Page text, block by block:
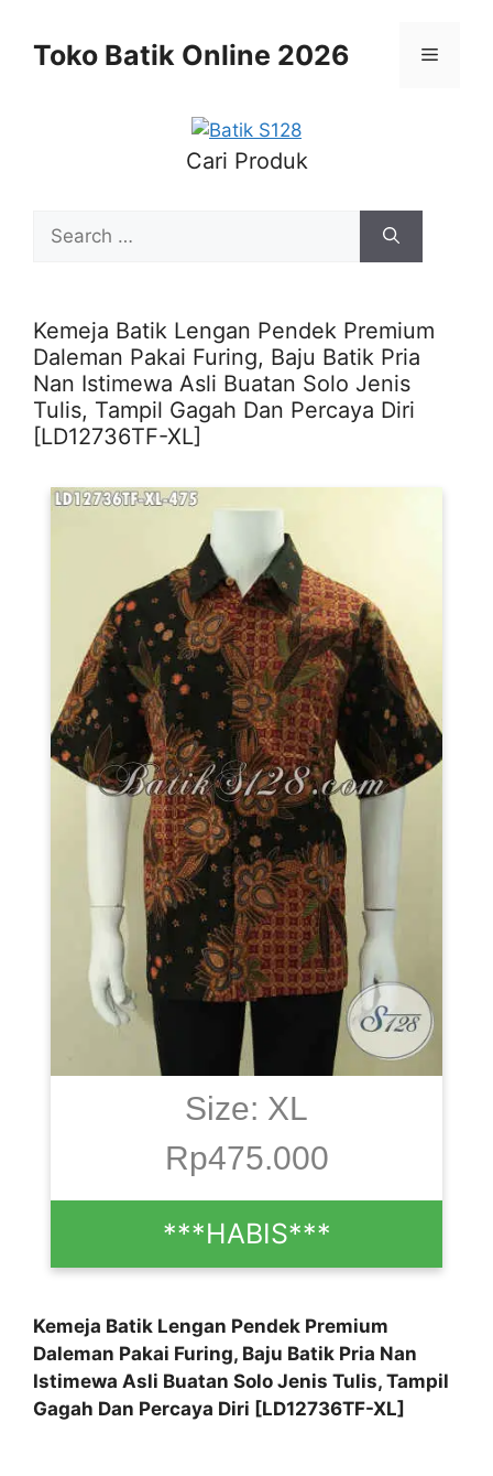
contentToko Batik Online 2026 Menu
Cari Produk
for:
Kemeja Batik Lengan Pendek Premium
Daleman Pakai Furing, Baju Batik Pria
Nan Istimewa Asli Buatan Solo Jenis
Tulis, Tampil Gagah Dan Percaya Diri
[LD12736TF-XL]
Size: XL
Rp475.000
***HABIS***
Kemeja Batik Lengan Pendek Premium
Daleman Pakai Furing, Baju Batik Pria Nan
Istimewa Asli Buatan Solo Jenis Tulis, Tampil
Gagah Dan Percaya Diri [LD12736TF-XL]